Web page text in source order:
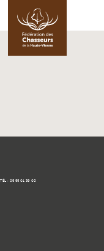
TÉL : 05 55 01 39 00